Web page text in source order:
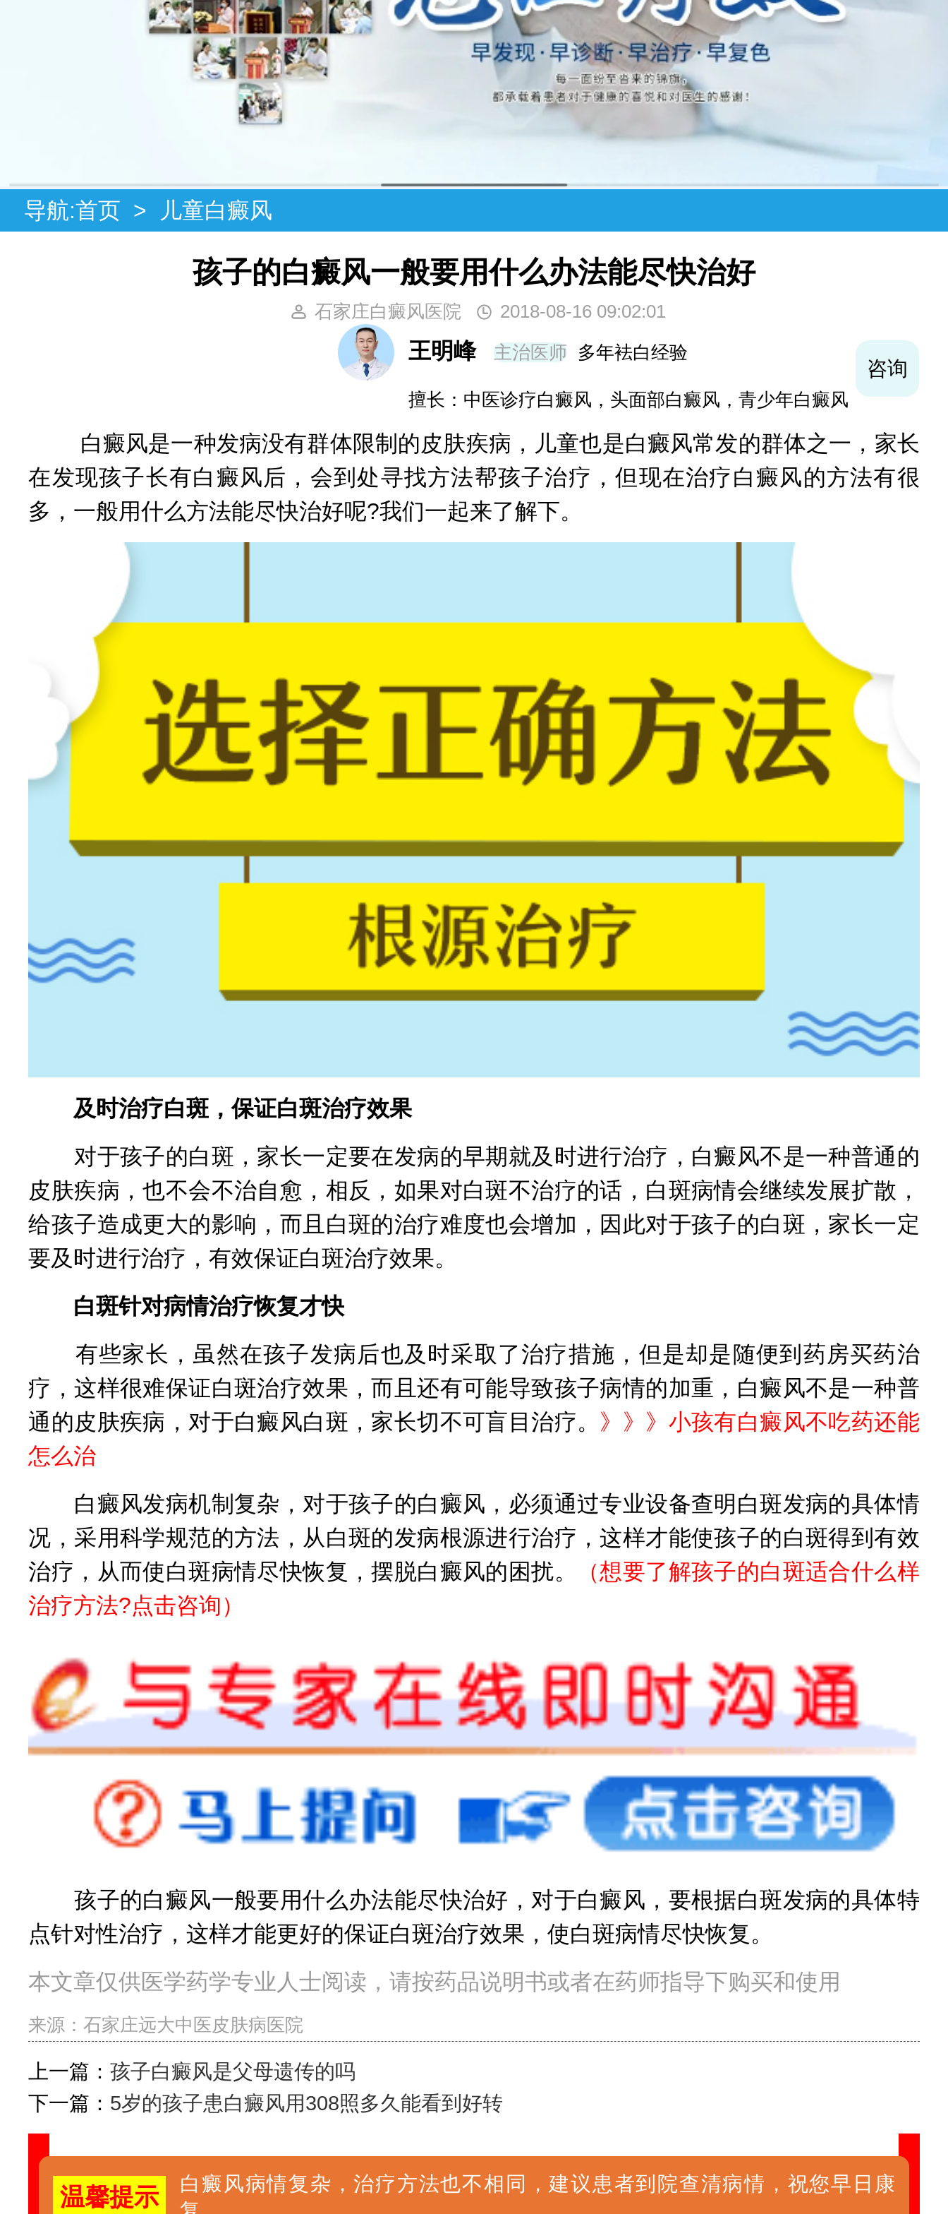
导航:首页 > 儿童白癜风
孩子的白癜风一般要用什么办法能尽快治好
石家庄白癜风医院 2018-08-16 09:02:01
王明峰 主治医师 多年袪白经验
擅长：中医诊疗白癜风，头面部白癜风，青少年白癜风
咨询
白癜风是一种发病没有群体限制的皮肤疾病，儿童也是白癜风常发的群体之一，家长
在发现孩子长有白癜风后，会到处寻找方法帮孩子治疗，但现在治疗白癜风的方法有很
多，一般用什么方法能尽快治好呢?我们一起来了解下。
及时治疗白斑，保证白斑治疗效果
对于孩子的白斑，家长一定要在发病的早期就及时进行治疗，白癜风不是一种普通的
皮肤疾病，也不会不治自愈，相反，如果对白斑不治疗的话，白斑病情会继续发展扩散，
给孩子造成更大的影响，而且白斑的治疗难度也会增加，因此对于孩子的白斑，家长一定
要及时进行治疗，有效保证白斑治疗效果。
白斑针对病情治疗恢复才快
有些家长，虽然在孩子发病后也及时采取了治疗措施，但是却是随便到药房买药治
疗，这样很难保证白斑治疗效果，而且还有可能导致孩子病情的加重，白癜风不是一种普
通的皮肤疾病，对于白癜风白斑，家长切不可盲目治疗。 》》》 小孩有白癜风不吃药还能
怎么治
白癜风发病机制复杂，对于孩子的白癜风，必须通过专业设备查明白斑发病的具体情
况，采用科学规范的方法，从白斑的发病根源进行治疗，这样才能使孩子的白斑得到有效
治疗，从而使白斑病情尽快恢复，摆脱白癜风的困扰。
（想要了解孩子的白斑适合什么样
治疗方法?点击咨询）
孩子的白癜风一般要用什么办法能尽快治好，对于白癜风，要根据白斑发病的具体特
点针对性治疗，这样才能更好的保证白斑治疗效果，使白斑病情尽快恢复。
本文章仅供医学药学专业人士阅读，请按药品说明书或者在药师指导下购买和使用
来源：石家庄远大中医皮肤病医院
上一篇：孩子白癜风是父母遗传的吗
下一篇： 5岁的孩子患白癜风用308照多久能看到好转
温馨提示
白癜风病情复杂，治疗方法也不相同，建议患者到院查清病情，祝您早日康